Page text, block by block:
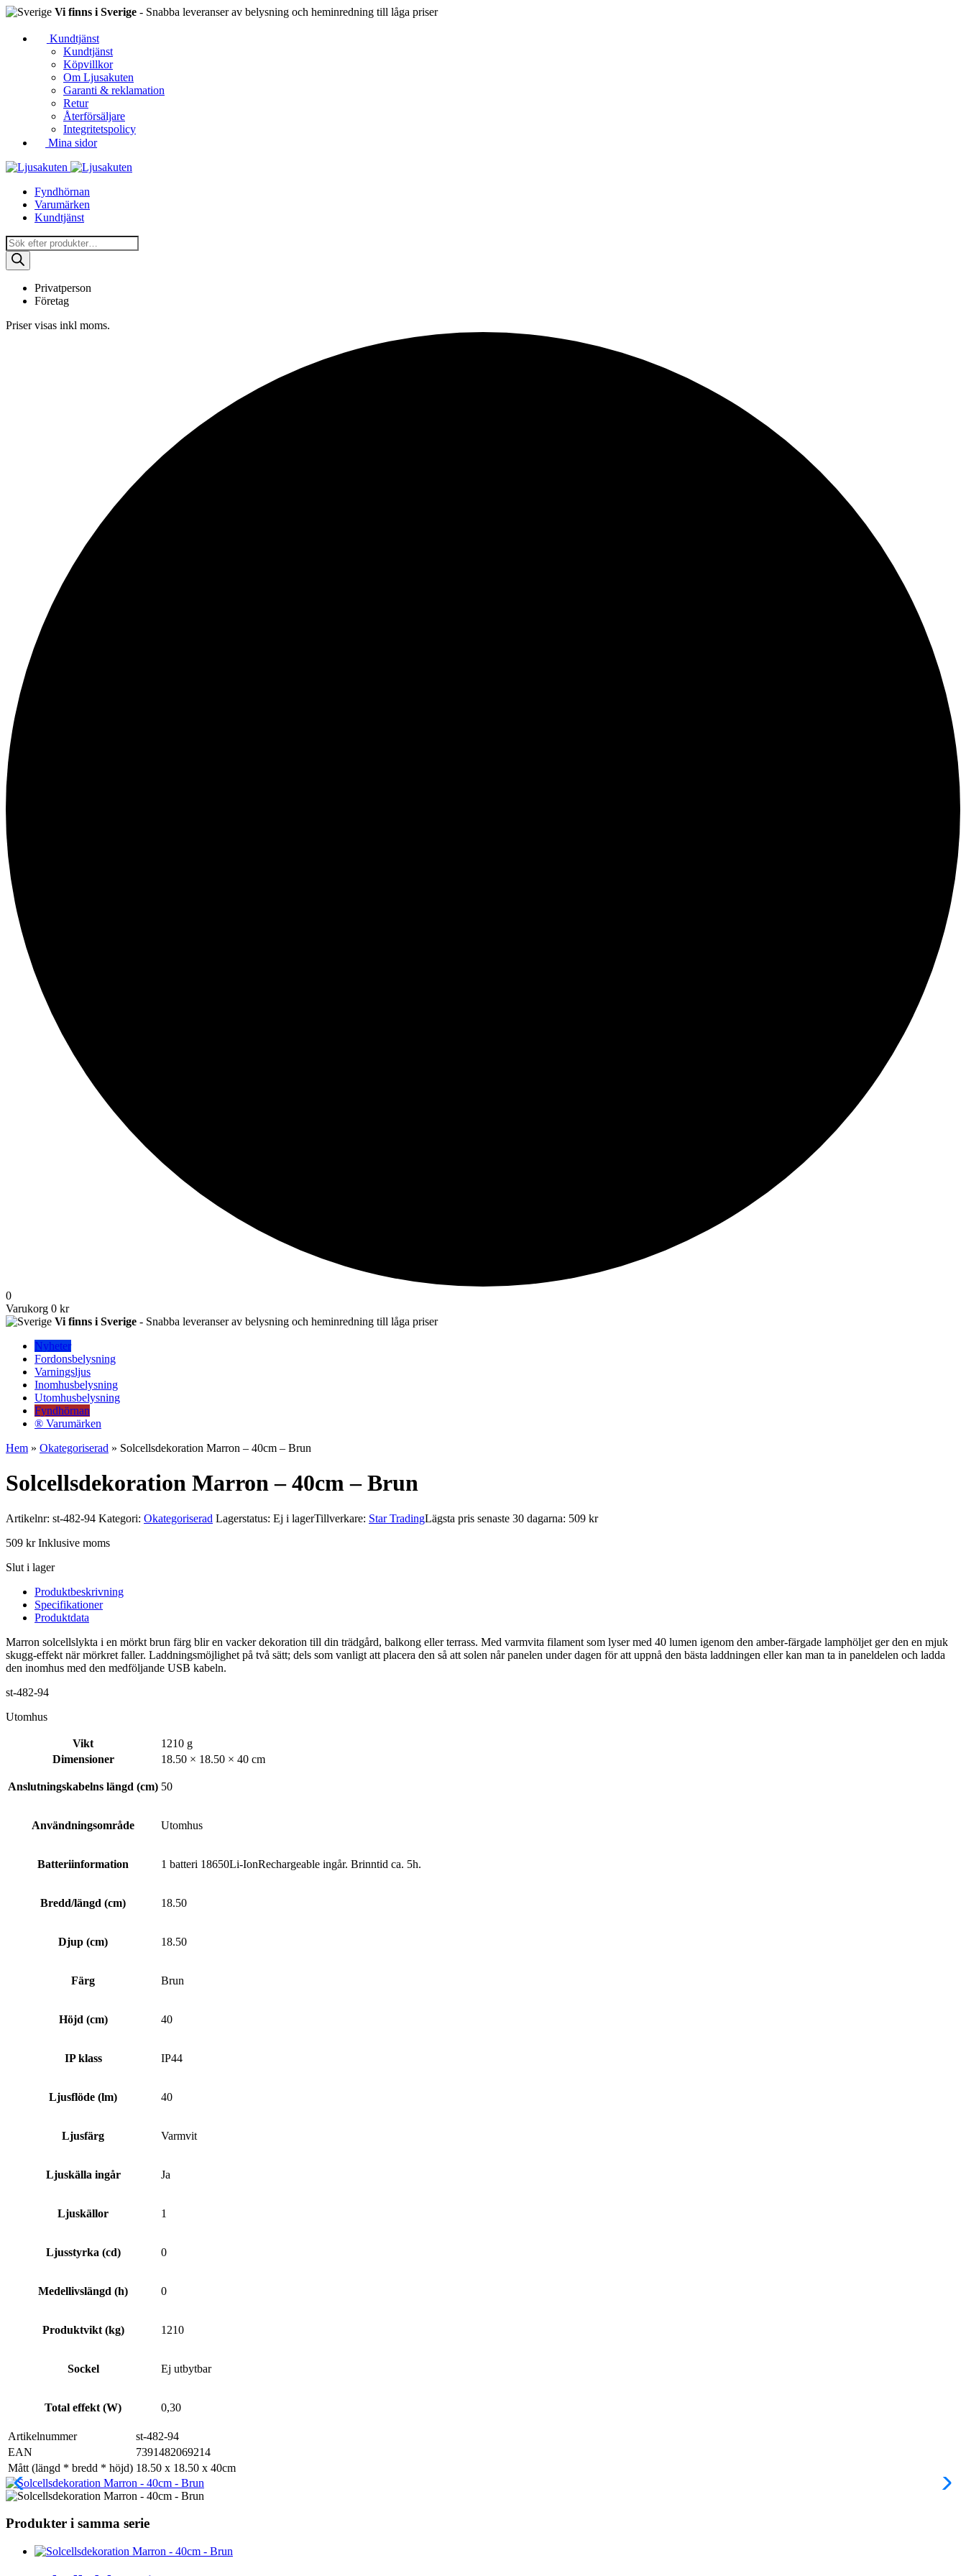
Vi finns i Sverige - Snabba leveranser av belysning och heminredning till låga priser
Kundtjänst
Kundtjänst
Köpvillkor
Om Ljusakuten
Garanti & reklamation
Retur
Återförsäljare
Integritetspolicy
Mina sidor
Fyndhörnan
Varumärken
Kundtjänst
Produktsökning
Privatperson
Företag
Priser visas inkl moms.
0
Varukorg 0 kr
Vi finns i Sverige - Snabba leveranser av belysning och heminredning till låga priser
Nyheter
Fordonsbelysning
Varningsljus
Inomhusbelysning
Utomhusbelysning
Fyndhörnan
® Varumärken
Hem » Okategoriserad » Solcellsdekoration Marron – 40cm – Brun
Solcellsdekoration Marron – 40cm – Brun
Artikelnr: st-482-94 Kategori: Okategoriserad Lagerstatus: Ej i lagerTillverkare: Star TradingLägsta pris senaste 30 dagarna: 509 kr
509 kr Inklusive moms
Slut i lager
Produktbeskrivning
Specifikationer
Produktdata
Marron solcellslykta i en mörkt brun färg blir en vacker dekoration till din trädgård, balkong eller terrass. Med varmvita filament som lyser med 40 lumen igenom den amber-färgade lamphöljet ger den en mjuk
skugg-effekt när mörkret faller. Laddningsmöjlighet på två sätt; dels som vanligt att placera den så att solen når panelen under dagen för att uppnå den bästa laddningen eller kan man ta in paneldelen och ladda
den inomhus med den medföljande USB kabeln.
st-482-94
Utomhus
Vikt
1210 g
Dimensioner
18.50 × 18.50 × 40 cm
Anslutningskabelns längd (cm) 50
Användningsområde Utomhus
Batteriinformation 1 batteri 18650Li-IonRechargeable ingår. Brinntid ca. 5h.
Bredd/längd (cm) 18.50
Djup (cm) 18.50
Färg Brun
Höjd (cm) 40
IP klass IP44
Ljusflöde (lm) 40
Ljusfärg Varmvit
Ljuskälla ingår Ja
Ljuskällor 1
Ljusstyrka (cd) 0
Medellivslängd (h) 0
Produktvikt (kg) 1210
Sockel Ej utbytbar
Total effekt (W) 0,30
Artikelnummer
st-482-94
EAN
7391482069214
Mått (längd * bredd * höjd) 18.50 x 18.50 x 40cm
Produkter i samma serie